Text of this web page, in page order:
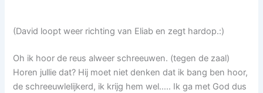
(David loopt weer richting van Eliab en zegt hardop.:)
Oh ik hoor de reus alweer schreeuwen. (tegen de zaal)
Horen jullie dat? Hij moet niet denken dat ik bang ben hoor,
de schreeuwlelijkerd, ik krijg hem wel….. Ik ga met God dus